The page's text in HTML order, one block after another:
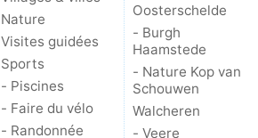
Nature
Visites guidées
Sports
- Piscines
- Faire du vélo
- Randonnée
Oosterschelde
- Burgh
Haamstede
- Nature Kop van
Schouwen
Walcheren
- Veere